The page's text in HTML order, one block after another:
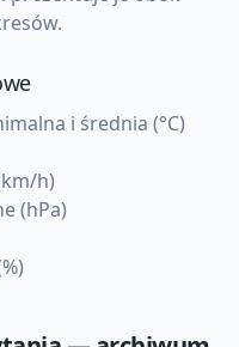
i średnia (°C)
h)
(hPa)